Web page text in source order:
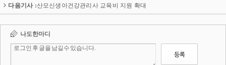
다음기사 :산모신생아건강관리사 교육비 지원 확대